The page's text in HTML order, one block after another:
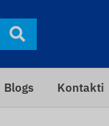
Blogs Kontakti